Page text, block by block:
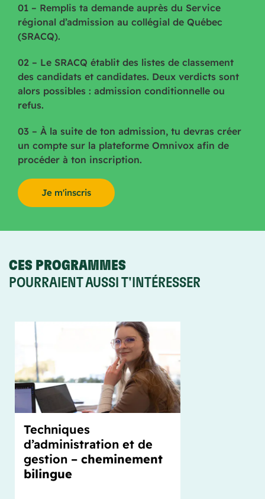
01 – Remplis ta demande auprès du Service
régional d’admission au collégial de Québec
(SRACQ).
02 – Le SRACQ établit des listes de classement
des candidats et candidates. Deux verdicts sont
alors possibles : admission conditionnelle ou
refus.
03 – À la suite de ton admission, tu devras créer
un compte sur la plateforme Omnivox afin de
procéder à ton inscription.
Je m'inscris
CES PROGRAMMES
POURRAIENT AUSSI T'INTÉRESSER
Techniques
d’administration et de
gestion – cheminement
bilingue